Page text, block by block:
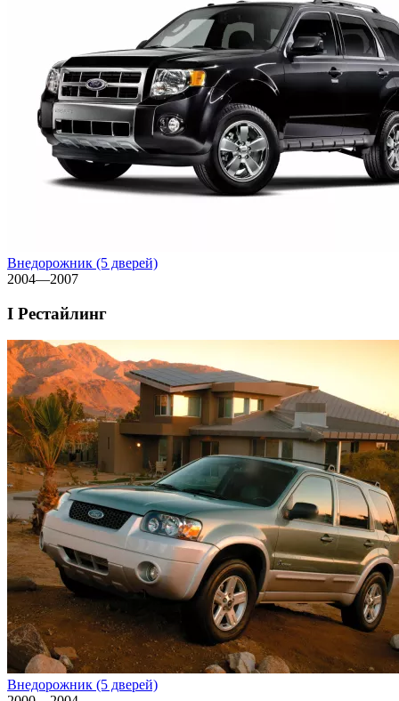
Внедорожник (5 дверей)
2004—2007
I Рестайлинг
Внедорожник (5 дверей)